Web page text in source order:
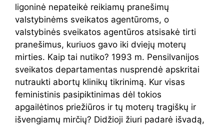
ligoninė nepateikė reikiamų pranešimų
valstybinėms sveikatos agentūroms, o
valstybinės sveikatos agentūros atsisakė tirti
pranešimus, kuriuos gavo iki dviejų moterų
mirties. Kaip tai nutiko? 1993 m. Pensilvanijos
sveikatos departamentas nusprendė apskritai
nutraukti abortų klinikų tikrinimą. Kur visas
feministinis pasipiktinimas dėl tokios
apgailėtinos priežiūros ir tų moterų tragiškų ir
išvengiamų mirčių? Didžioji žiuri padarė išvadą,